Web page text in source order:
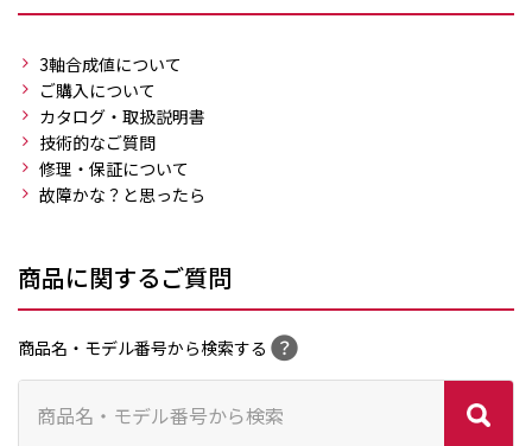
3軸合成値について
ご購入について
カタログ・取扱説明書
技術的なご質問
修理・保証について
故障かな？と思ったら
商品に関するご質問
商品名・モデル番号から検索する